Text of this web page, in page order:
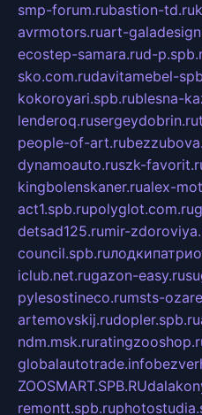
smp-forum.rubastion-td.ru
avrmotors.ruart-
ecostep-samara.rud-
sko.com.rudavitamebel-
kokoroyari.spb.rublesna-
lenderoq.rusergeydobrin.ru
people-of-art.ru
dynamoauto.ruszk-
kingbolenskaner.rualex-
act1.spb.rupolyglot.com.ru
detsad125.rumir-
council.spb.ru
iclub.net.rugazon-easy.ru
pylesostineco.rumsts-
artemovskij.rudopler.spb.ru
ndm.msk.ru
globalautotrade.info
ZOOSMART.SPB.RU
remontt.spb.ru